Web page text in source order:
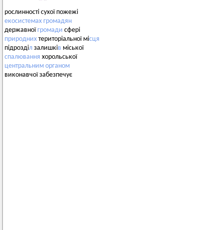
рослинності сухої пожежі
екосистемах громадян
державноїгромади сфері
природних територіальної місця
підрозділ залишків міської
спалювання хорольської
центральним органом
виконавчої забезпечує